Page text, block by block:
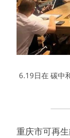
6.19日在 碳中
重庆市可再